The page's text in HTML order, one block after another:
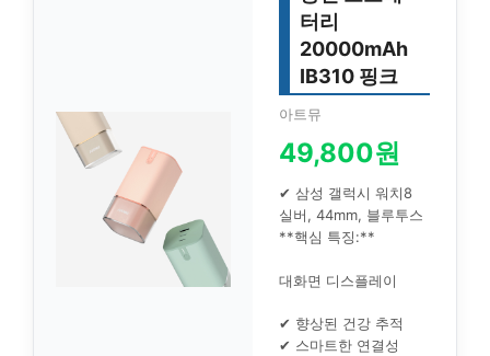
터리
20000mAh
IB310 핑크
아트뮤
49,800원
✔ 삼성 갤럭시 워치8
실버, 44mm, 블루투스
**핵심 특징:**
대화면 디스플레이
✔ 향상된 건강 추적
✔ 스마트한 연결성